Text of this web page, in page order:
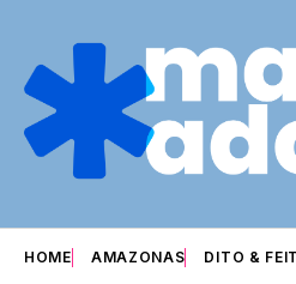
HOME AMAZONAS DITO &